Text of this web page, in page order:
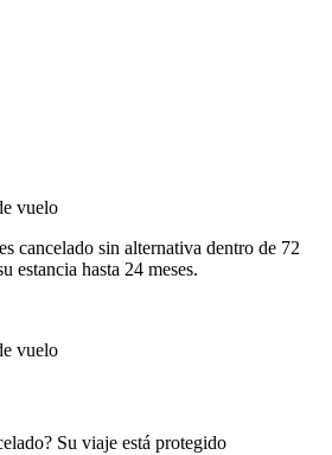
vuelo
cancelado sin alternativa dentro de 72
estancia hasta 24 meses.
vuelo
Su viaje está protegido